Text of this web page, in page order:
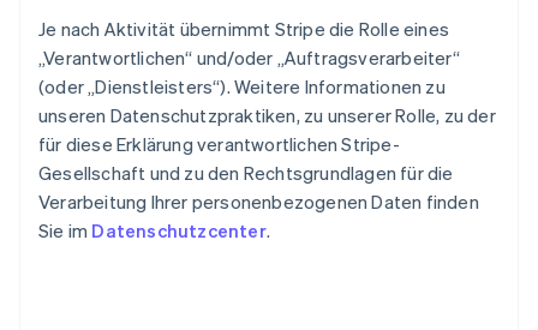
Je nach Aktivität übernimmt Stripe die Rolle eines
„Verantwortlichen“ und/oder „Auftragsverarbeiter“
(oder „Dienstleisters“). Weitere Informationen zu
unseren Datenschutzpraktiken, zu unserer Rolle, zu der
für diese Erklärung verantwortlichen Stripe-
Gesellschaft und zu den Rechtsgrundlagen für die
Verarbeitung Ihrer personenbezogenen Daten finden
Sie im Datenschutzcenter.